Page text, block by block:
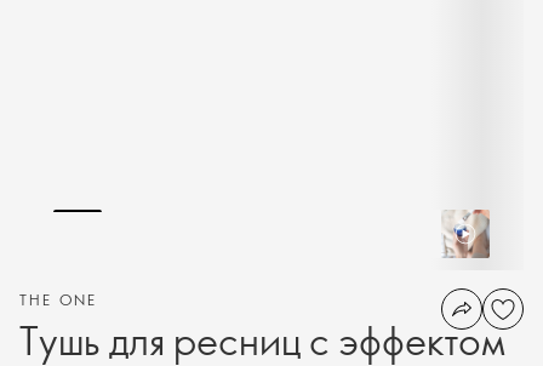
THE ONE
Тушь для ресниц с эффектом